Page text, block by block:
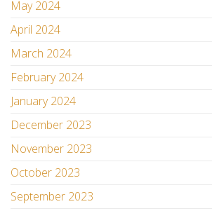
May 2024
April 2024
March 2024
February 2024
January 2024
December 2023
November 2023
October 2023
September 2023